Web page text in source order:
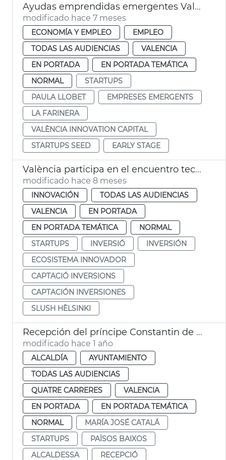
Ayudas emprendidas emergentes València Innovation Capital
modificado hace 7 meses
ECONOMÍA Y EMPLEO
EMPLEO
TODAS LAS AUDIENCIAS
VALENCIA
EN PORTADA
EN PORTADA TEMÁTICA
NORMAL
STARTUPS
PAULA LLOBET
EMPRESES EMERGENTS
LA FARINERA
VALÈNCIA INNOVATION CAPITAL
STARTUPS SEED
EARLY STAGE
València participa en el encuentro tecnológico Slush Hèlsinki
modificado hace 8 meses
INNOVACIÓN
TODAS LAS AUDIENCIAS
VALENCIA
EN PORTADA
EN PORTADA TEMÁTICA
NORMAL
STARTUPS
INVERSIÓ
INVERSIÓN
ECOSISTEMA INNOVADOR
CAPTACIÓ INVERSIONS
CAPTACIÓN INVERSIONES
SLUSH HÈLSINKI
Recepción del príncipe Constantin de Países Bajos
modificado hace 1 año
ALCALDÍA
AYUNTAMIENTO
TODAS LAS AUDIENCIAS
QUATRE CARRERES
VALENCIA
EN PORTADA
EN PORTADA TEMÁTICA
NORMAL
MARÍA JOSÉ CATALÁ
STARTUPS
PAÏSOS BAIXOS
ALCALDESSA
RECEPCIÓ